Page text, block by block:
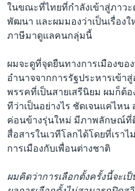
ในขณะที่ไทยที่กำลังเข้าสู่ภาวะ
พัฒนา และผมมองว่าเป็นเรื่อง
ภาษีมาดูแลคนกลุ่มนี้
ผมจะดูที่จุดยืนทางการเมืองข
อำนาจจากการรัฐประหารเข้า
พรรคที่เป็นสายเสรีนิยม ผมก็ต้
ทีว่าเป็นอย่างไร ชัดเจนแค่ไห
ค่อนข้างรุ่นใหม่ มีภาพลักษณ์ที่
สื่อสารในเวทีโลกได้โดยที่เราไ
การเมืองกับเพื่อนต่างชาติ
ผมคิดว่าการเลือกตั้งครั้งนี้จะเ